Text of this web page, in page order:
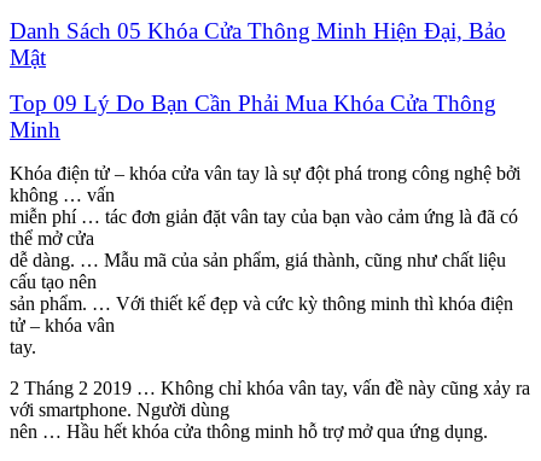
Danh Sách 05 Khóa Cửa Thông Minh Hiện Đại, Bảo
Mật
Top 09 Lý Do Bạn Cần Phải Mua Khóa Cửa Thông
Minh
Khóa điện tử – khóa cửa vân tay là sự đột phá trong công nghệ bởi
không … vấn
miễn phí … tác đơn giản đặt vân tay của bạn vào cảm ứng là đã có
thể mở cửa
dễ dàng. … Mẫu mã của sản phẩm, giá thành, cũng như chất liệu
cấu tạo nên
sản phẩm. … Với thiết kế đẹp và cức kỳ thông minh thì khóa điện
tử – khóa vân
tay.
2 Tháng 2 2019 … Không chỉ khóa vân tay, vấn đề này cũng xảy ra
với smartphone. Người dùng
nên … Hầu hết khóa cửa thông minh hỗ trợ mở qua ứng dụng.